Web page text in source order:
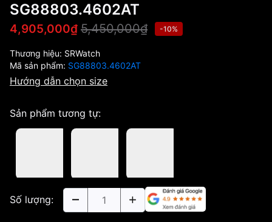
SG88803.4602AT
4,905,000₫ 5,450,000₫ -10%
Thương hiệu: SRWatch
Mã sản phẩm: SG88803.4602AT
Hướng dẫn chọn size
Sản phẩm tương tự:
Số lượng: